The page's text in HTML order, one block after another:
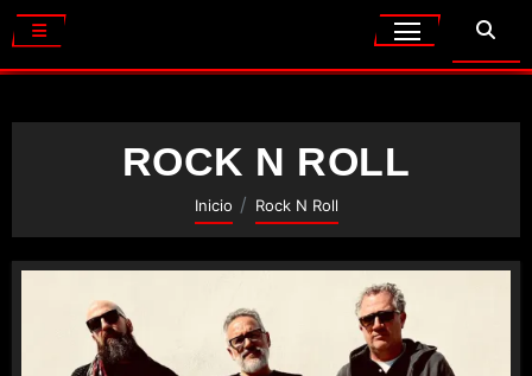
ROCK N ROLL
Inicio Rock N Roll